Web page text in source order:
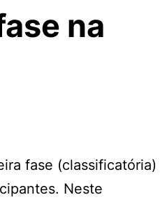
na
fase (classificatória)
Neste